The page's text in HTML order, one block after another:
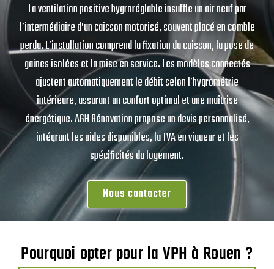
La ventilation positive hygroréglable insuffle un air neuf par
l’intermédiaire d’un caisson motorisé, souvent placé en comble
perdu. L’installation comprend la fixation du caisson, la pose de
gaines isolées et la mise en service. Les modèles connectés
ajustent automatiquement le débit selon l’hygrométrie
intérieure, assurant un confort optimal et une maîtrise
énergétique. AGH Rénovation propose un devis personnalisé,
intégrant les aides disponibles, la TVA en vigueur et les
spécificités du logement.
Nous contacter
Pourquoi opter pour la VPH à Rouen ?